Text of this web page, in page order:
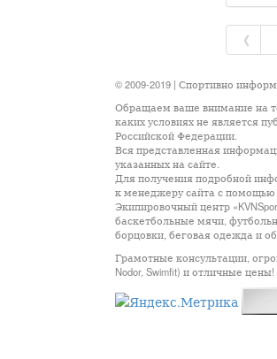
《
© 2009-2019 | Спортивно
Обращаем ваше внимание на
каких условиях не является
Российской Федерации.
Вся представленная
указанных на сайте.
Для получения подробной
к менеджеру сайта с
Экипировочный центр
баскетбольные мячи,
борцовки, беговая одежда и
Грамотные консультации,
Nodor, Swimfit) и отличные цены!